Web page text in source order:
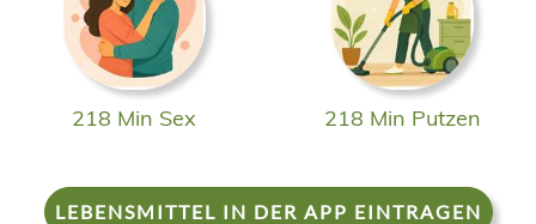
218 Min Sex 218 Min Putzen
LEBENSMITTEL IN DER APP EINTRAGEN